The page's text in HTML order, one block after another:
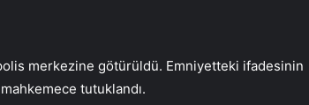
merkezine götürüldü. Emniyetteki ifadesinin
tutuklandı.